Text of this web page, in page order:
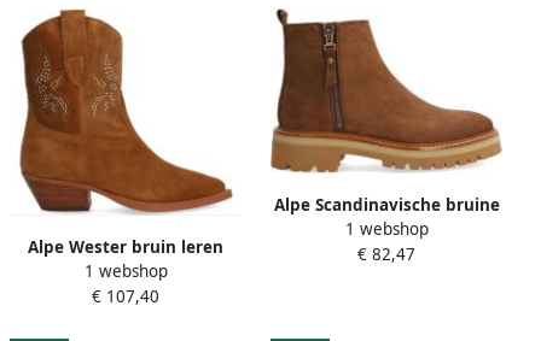
Alpe Wester bruin leren
enkellaarsjes
1 webshop
€ 107,40
Alpe Scandinavische bruine
leren enkellaarsjes
1 webshop
€ 82,47